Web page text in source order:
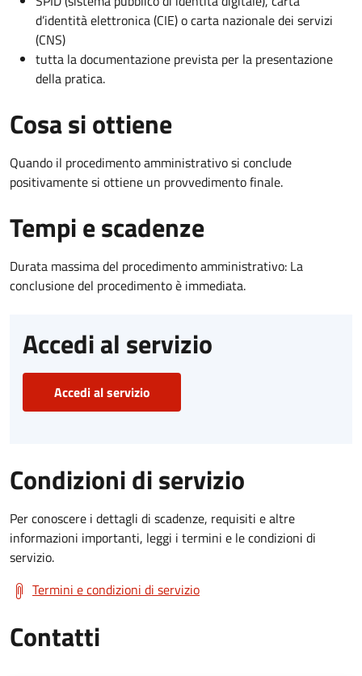
d’identità elettronica (CIE) o carta nazionale dei servizi
(CNS)
tutta la documentazione prevista per la presentazione
della pratica.
Cosa si ottiene
Quando il procedimento amministrativo si conclude
positivamente si ottiene un provvedimento finale.
Tempi e scadenze
Durata massima del procedimento amministrativo: La
conclusione del procedimento è immediata.
Accedi al servizio
Accedi al servizio
Condizioni di servizio
Per conoscere i dettagli di scadenze, requisiti e altre
informazioni importanti, leggi i termini e le condizioni di
servizio.
Termini e condizioni di servizio
Contatti